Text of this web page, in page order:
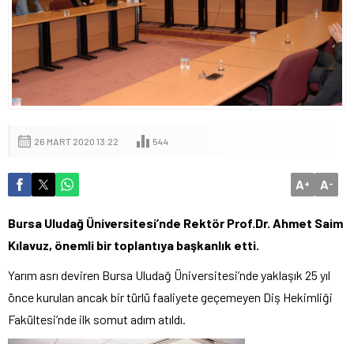
26 MART 2020 13:22 544
A+ A-
Bursa Uludağ Üniversitesi’nde Rektör Prof.Dr. Ahmet Saim
Kılavuz, önemli bir toplantıya başkanlık etti.
Yarım asrı deviren Bursa Uludağ Üniversitesi’nde yaklaşık 25 yıl
önce kurulan ancak bir türlü faaliyete geçemeyen Diş Hekimliği
Fakültesi’nde ilk somut adım atıldı.